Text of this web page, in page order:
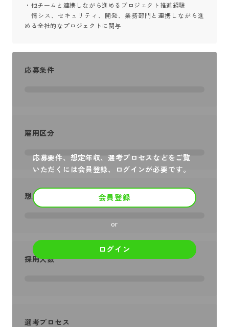
・他チームと連携しながら進めるプロジェクト推進経験
情シス、セキュリティ、開発、業務部門と連携しながら進
める全社的なプロジェクトに関与
応募要件、想定年収、選考プロセスなどをご覧
いただくには会員登録、ログインが必要です。
会員登録
or
ログイン
応募条件
雇用区分
想定年収
採用人数
選考プロセス